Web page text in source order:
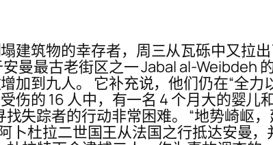
建筑物的幸存者，周三从瓦砾中又拉
曼最古老街区之一 Jabal al-Weibdeh
到九人。 它补充说，他们仍在“全力
的 16 人中，有一名 4 个月大的婴儿
失踪者的行动非常困难。 “地势崎岖
卜杜拉二世国王从法国之行抵达安曼